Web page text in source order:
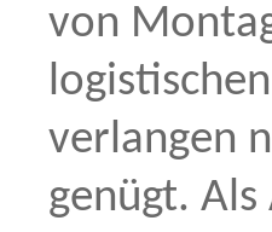
von
verlangen
genügt.